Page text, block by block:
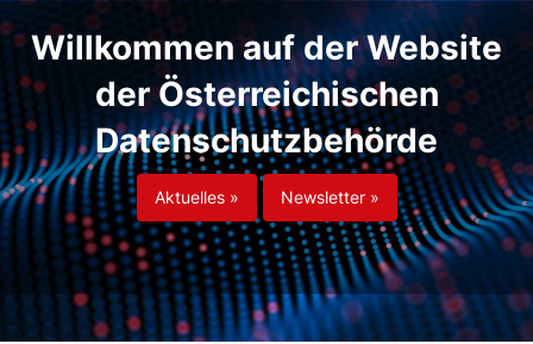
Willkommen auf der Website
der Österreichischen
Datenschutzbehörde
Aktuelles » Newsletter »